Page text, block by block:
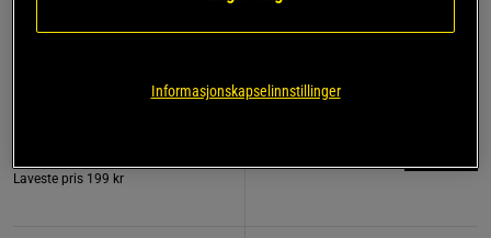
Laveste pris 199 kr
Informasjonskapselinnstillinger